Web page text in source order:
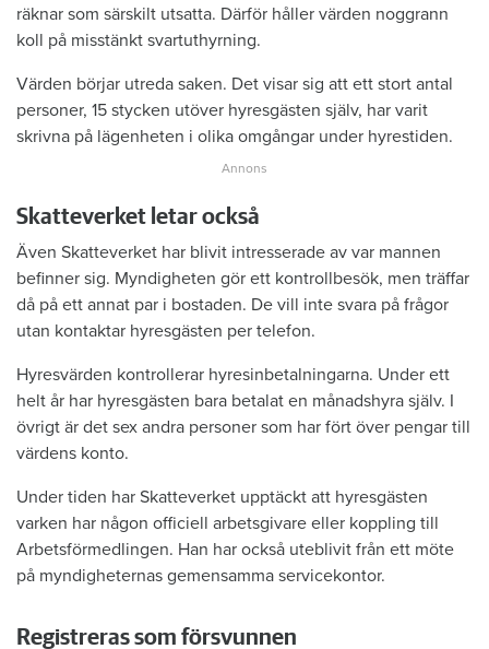
räknar som särskilt utsatta. Därför håller värden noggrann
koll på misstänkt svartuthyrning.
Värden börjar utreda saken. Det visar sig att ett stort antal
personer, 15 stycken utöver hyresgästen själv, har varit
skrivna på lägenheten i olika omgångar under hyrestiden.
Skatteverket letar också
Även Skatteverket har blivit intresserade av var mannen
befinner sig. Myndigheten gör ett kontrollbesök, men träffar
då på ett annat par i bostaden. De vill inte svara på frågor
utan kontaktar hyresgästen per telefon.
Hyresvärden kontrollerar hyresinbetalningarna. Under ett
helt år har hyresgästen bara betalat en månadshyra själv. I
övrigt är det sex andra personer som har fört över pengar till
värdens konto.
Under tiden har Skatteverket upptäckt att hyresgästen
varken har någon officiell arbetsgivare eller koppling till
Arbetsförmedlingen. Han har också uteblivit från ett möte
på myndigheternas gemensamma servicekontor.
Registreras som försvunnen